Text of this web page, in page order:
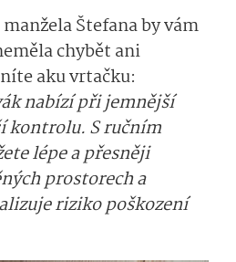
Štefana by vám
chybět ani
aku vrtačku:
nabízí při jemnější
kontrolu. S ručním
lépe a přesněji
prostorech a
riziko poškození